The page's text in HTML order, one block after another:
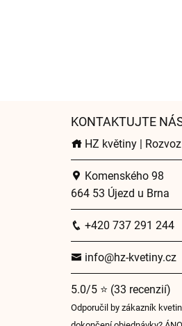
KONTAKTUJTE
HZ květiny |
Komenského 98
664 53 Újezd u Brna
+420 737 291 244
info@hz-kvetiny.cz
5.0/5 ⭐ (33 recenzií)
Odporučil by zákazník